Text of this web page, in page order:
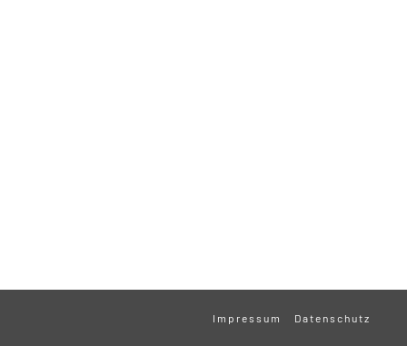
Impressum Datenschutz